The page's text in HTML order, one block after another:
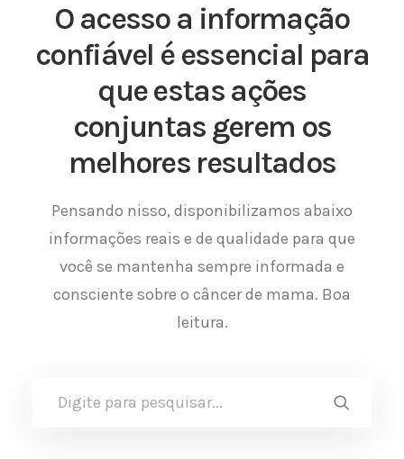
O acesso a informação
confiável é essencial para
que estas ações
conjuntas gerem os
melhores resultados
Pensando nisso, disponibilizamos abaixo
informações reais e de qualidade para que
você se mantenha sempre informada e
consciente sobre o câncer de mama. Boa
leitura.